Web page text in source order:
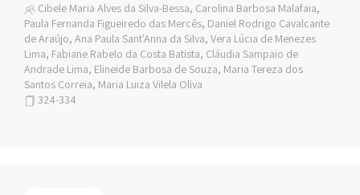
Cibele Maria Alves da Silva-Bessa, Carolina Barbosa Malafaia,
Paula Fernanda Figueiredo das Mercês, Daniel Rodrigo Cavalcante
de Araújo, Ana Paula Sant'Anna da Silva, Vera Lúcia de Menezes
Lima, Fabiane Rabelo da Costa Batista, Cláudia Sampaio de
Andrade Lima, Elineide Barbosa de Souza, Maria Tereza dos
Santos Correia, Maria Luiza Vilela Oliva
324-334